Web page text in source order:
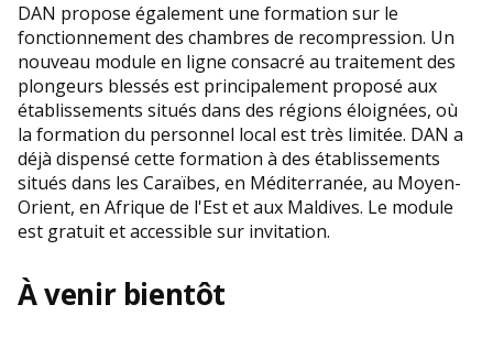
DAN propose également une formation sur le
fonctionnement des chambres de recompression. Un
nouveau module en ligne consacré au traitement des
plongeurs blessés est principalement proposé aux
établissements situés dans des régions éloignées, où
la formation du personnel local est très limitée. DAN a
déjà dispensé cette formation à des établissements
situés dans les Caraïbes, en Méditerranée, au Moyen-
Orient, en Afrique de l'Est et aux Maldives. Le module
est gratuit et accessible sur invitation.
À venir bientôt